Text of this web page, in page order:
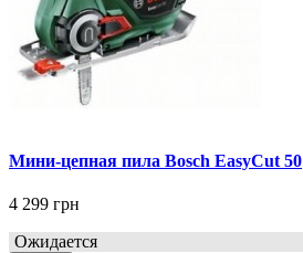
Мини-цепная пила Bosch EasyCut 50
4 299 грн
Ожидается